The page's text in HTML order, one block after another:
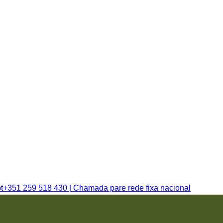
+351 259 518 430 | Chamada pare rede fixa nacional